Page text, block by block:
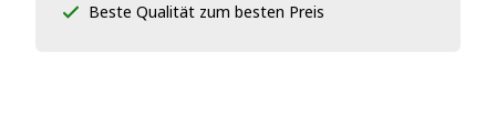
Beste Qualität zum besten Preis